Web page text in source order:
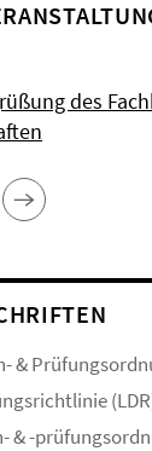
des
&
& -